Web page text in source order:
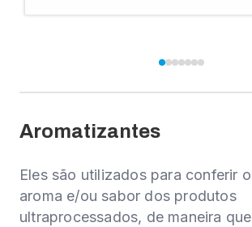
Aromatizantes
Eles são utilizados para conferir
aroma e/ou sabor dos produtos
ultraprocessados, de maneira